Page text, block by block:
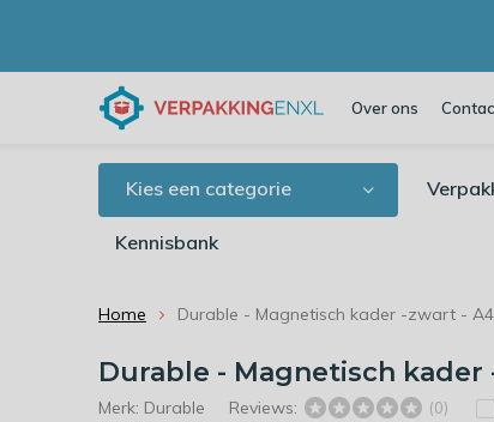
Over ons
Kies een categorie
Kennisbank
Home Durable - Magnetisch kader -zwart -
Durable - Magnetisch kader
Merk: Durable Reviews: (0)